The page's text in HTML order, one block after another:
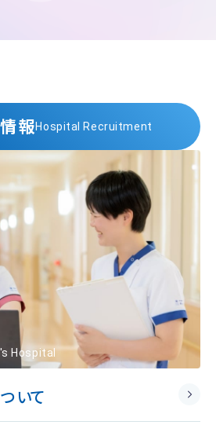
報Hospital Recruitment
Hospital
いて